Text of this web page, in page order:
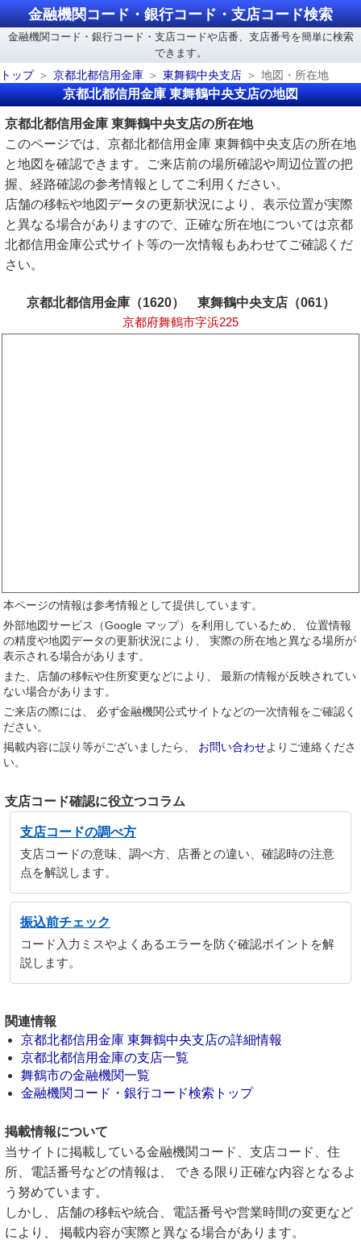
金融機関コード・銀行コード・支店コード検索
金融機関コード・銀行コード・支店コードや店番、支店番号を簡単に検索
できます。
トップ
京都北都信用金庫 東舞鶴中央支店 地図・所在地
京都北都信用金庫 東舞鶴中央支店の地図
京都北都信用金庫 東舞鶴中央支店の所在地
このページでは、京都北都信用金庫 東舞鶴中央支店の所在地
と地図を確認できます。ご来店前の場所確認や周辺位置の把
握、経路確認の参考情報としてご利用ください。
店舗の移転や地図データの更新状況により、表示位置が実際
と異なる場合がありますので、正確な所在地については京都
北都信用金庫公式サイト等の一次情報もあわせてご確認くだ
さい。
京都北都信用金庫（1620） 東舞鶴中央支店（061）
京都府舞鶴市字浜225
本ページの情報は参考情報として提供しています。
外部地図サービス（Google マップ）を利用しているため、 位置情報
の精度や地図データの更新状況により、 実際の所在地と異なる場所が
表示される場合があります。
また、店舗の移転や住所変更などにより、 最新の情報が反映されてい
ない場合があります。
ご来店の際には、 必ず金融機関公式サイトなどの一次情報をご確認く
ださい。
掲載内容に誤り等がございましたら、 お問い合わせよりご連絡くださ
い。
支店コード確認に役立つコラム
支店コードの調べ方
支店コードの意味、調べ方、店番との違い、確認時の注意
点を解説します。
振込前チェック
コード入力ミスやよくあるエラーを防ぐ確認ポイントを解
説します。
関連情報
京都北都信用金庫 東舞鶴中央支店の詳細情報
京都北都信用金庫の支店一覧
舞鶴市の金融機関一覧
金融機関コード・銀行コード検索トップ
掲載情報について
当サイトに掲載している金融機関コード、支店コード、住
所、電話番号などの情報は、 できる限り正確な内容となるよ
う努めています。
しかし、店舗の移転や統合、電話番号や営業時間の変更など
により、 掲載内容が実際と異なる場合があります。